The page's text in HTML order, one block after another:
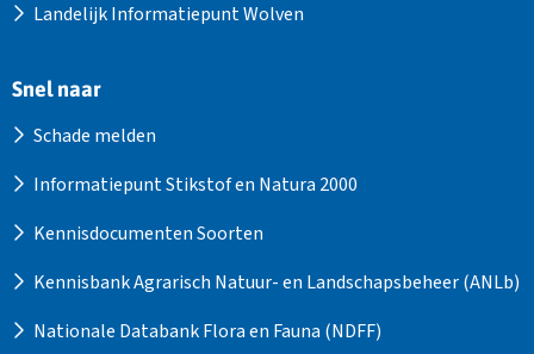
Landelijk Informatiepunt Wolven
Snel naar
Schade melden
Informatiepunt Stikstof en Natura 2000
Kennisdocumenten Soorten
Kennisbank Agrarisch Natuur- en Landschapsbeheer (ANLb)
Nationale Databank Flora en Fauna (NDFF)